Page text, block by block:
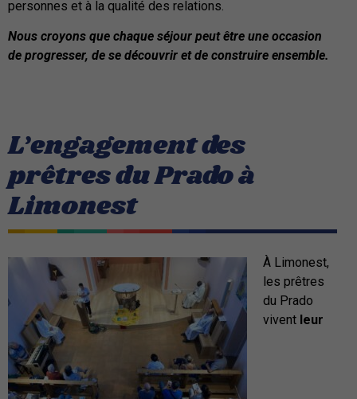
personnes et à la qualité des relations.
Nous croyons que chaque séjour peut être une occasion
de progresser, de se découvrir et de construire ensemble.
L’engagement des
prêtres du Prado à
Limonest
À Limonest,
les prêtres
du Prado
vivent leur